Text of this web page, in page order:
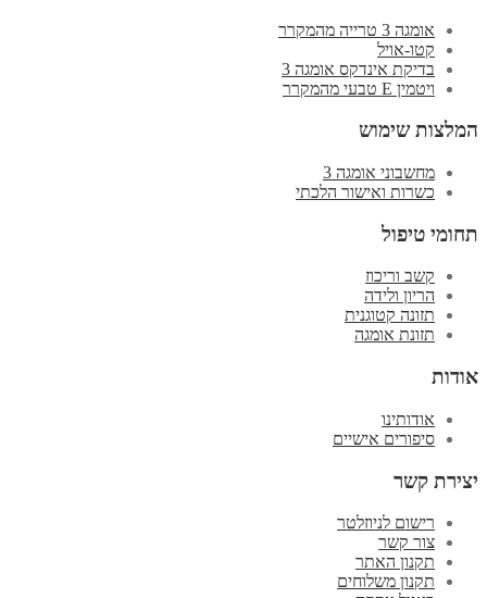
אומגה 3 טרייה מהמקרר
קטו-אויל
בדיקת אינדקס אומגה 3
ויטמין E טבעי מהמקרר
המלצות שימוש
מחשבוני אומגה 3
כשרות ואישור הלכתי
תחומי טיפול
קשב וריכוז
הריון ולידה
תזונה קטוגנית
תזונת אומגה
אודות
אודותינו
סיפורים אישיים
יצירת קשר
רישום לניוזלטר
צור קשר
תקנון האתר
תקנון משלוחים